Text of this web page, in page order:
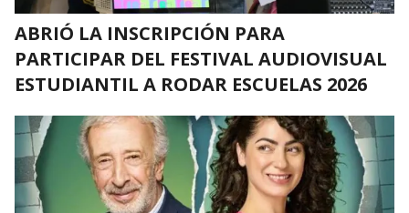
ABRIÓ LA INSCRIPCIÓN PARA
PARTICIPAR DEL FESTIVAL AUDIOVISUAL
ESTUDIANTIL A RODAR ESCUELAS 2026